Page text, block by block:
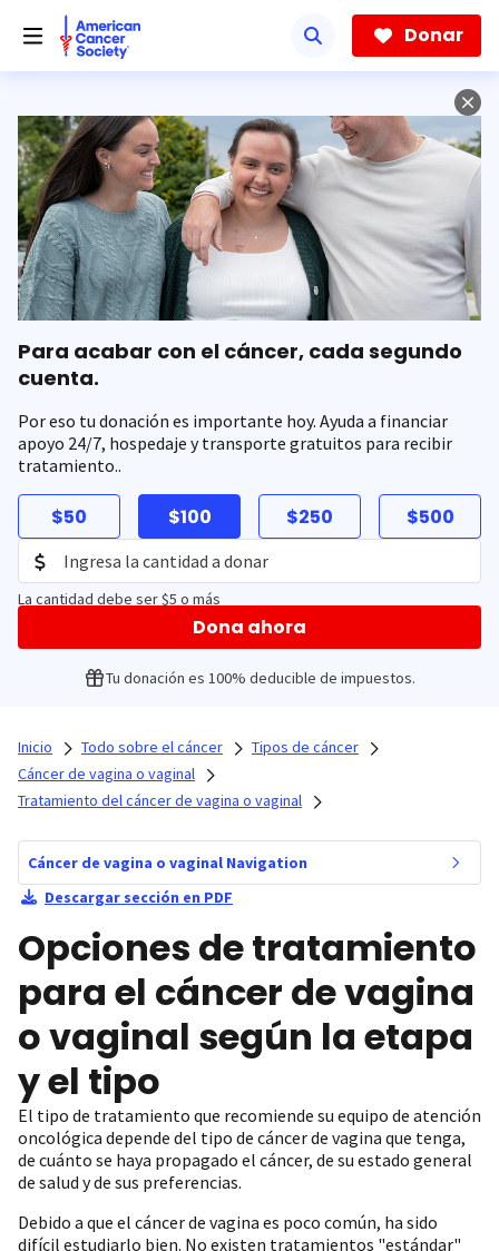
hacia
contenido
Donar
Para acabar con el cáncer, cada segundo
cuenta.
Por eso tu donación es importante hoy. Ayuda a financiar
apoyo 24/7, hospedaje y transporte gratuitos para recibir
tratamiento..
$50 $100 $250 $500
La cantidad debe ser $5 o más
Dona ahora
Tu donación es 100% deducible de impuestos.
Inicio Todo sobre el cáncer
Tipos de cáncer
Cáncer de vagina o vaginal
Tratamiento del cáncer de vagina o vaginal
Cáncer de vagina o vaginal Navigation
Descargar sección en PDF
Opciones de tratamiento
para el cáncer de vagina
o vaginal según la etapa
y el tipo
El tipo de tratamiento que recomiende su equipo de atención
oncológica depende del tipo de cáncer de vagina que tenga,
de cuánto se haya propagado el cáncer, de su estado general
de salud y de sus preferencias.
Debido a que el cáncer de vagina es poco común, ha sido
difícil estudiarlo bien. No existen tratamientos "estándar"